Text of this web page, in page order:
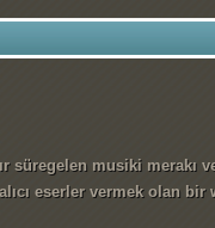
süregelen musiki merakı
eserler vermek olan bir